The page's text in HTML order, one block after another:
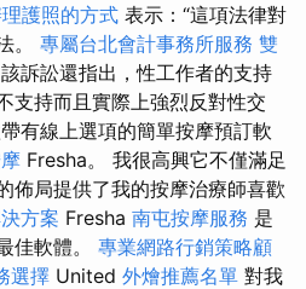
護照的方式 表示：“這項法律對
。 專屬台北會計事務所服務 雙
訴訟還指出，性工作者的支持
支持而且實際上強烈反對性交
有線上選項的簡單按摩預訂軟
Fresha。 我很高興它不僅滿足
佈局提供了我的按摩治療師喜歡
方案 Fresha 南屯按摩服務 是
佳軟體。 專業網路行銷策略顧
選擇 United 外燴推薦名單 對我